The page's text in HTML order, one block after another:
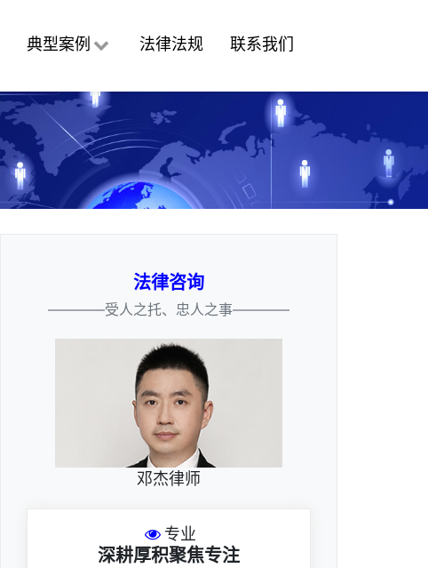
典型案例 法律法规 联系我们
法律咨询
————受人之托、忠人之事————
邓杰律师
专业
深耕厚积聚焦专注